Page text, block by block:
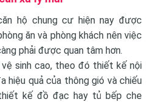
hộ chung cư hiện nay được
ăn và phòng khách nên việc
phải được quan tâm hơn.
sinh cao, theo đó thiết kế nội
hiệu quả của thông gió và chiếu
kế đồ đạc hay tủ bếp che